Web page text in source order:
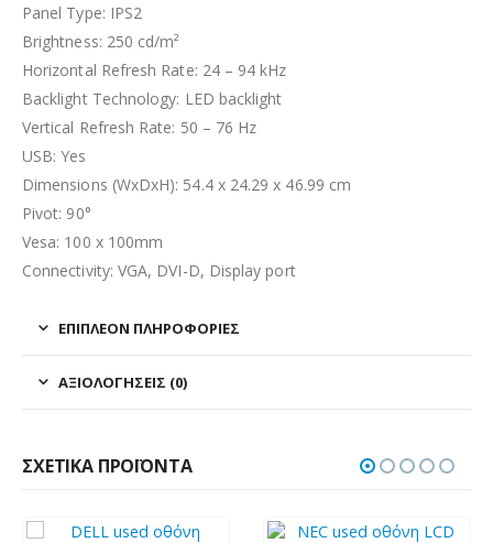
Panel Type: IPS2
Brightness: 250 cd/m²
Horizontal Refresh Rate: 24 – 94 kHz
Backlight Technology: LED backlight
Vertical Refresh Rate: 50 – 76 Hz
USB: Yes
Dimensions (WxDxH): 54.4 x 24.29 x 46.99 cm
Pivot: 90°
Vesa: 100 x 100mm
Connectivity: VGA, DVI-D, Display port
ΕΠΙΠΛΈΟΝ ΠΛΗΡΟΦΟΡΊΕΣ
ΑΞΙΟΛΟΓΉΣΕΙΣ (0)
ΣΧΕΤΙΚΆ ΠΡΟΪΌΝΤΑ